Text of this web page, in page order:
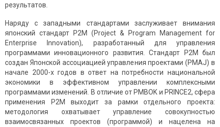
результатов.
Наряду с западными стандартами заслуживает внимания
японский стандарт P2M (Project & Program Management for
Enterprise Innovation), разработанный для управления
программами инновационного развития. Стандарт P2M был
создан Японской ассоциацией управления проектами (PMAJ) в
начале 2000-х годов в ответ на потребности национальной
экономики в эффективном управлении комплексными
программами изменений. В отличие от PMBOK и PRINCE2, сфера
применения P2M выходит за рамки отдельного проекта:
методология охватывает управление совокупностью
взаимосвязанных проектов (программой) и нацелена на